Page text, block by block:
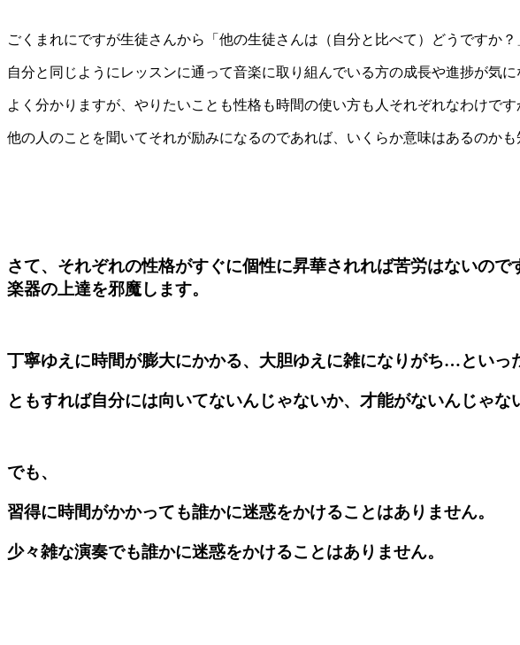
ごくまれにですが生徒さんから「他の生徒さんは（自分と比べて）どうですか？
自分と同じようにレッスンに通って音楽に取り組んでいる方の成長や進捗が気
よく分かりますが、やりたいことも性格も時間の使い方も人それぞれなわけで
他の人のことを聞いてそれが励みになるのであれば、いくらか意味はあるのかも
さて、 それぞれの性格がすぐに個性に昇華されれば苦労はないの
楽器の上達を邪魔します。
丁寧ゆえに時間が膨大にかかる、大胆ゆえに雑になりがち…といっ
ともすれば自分には向いてないんじゃないか、才能がないんじゃな
でも、
習得に時間がかかっても誰かに迷惑をかけることはありません。
少々雑な演奏でも誰かに迷惑をかけることはありません。